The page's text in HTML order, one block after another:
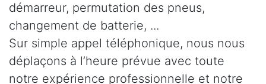
démarreur, permutation des pneus,
changement de batterie, ...
Sur simple appel téléphonique, nous nous
déplaçons à l’heure prévue avec toute
notre expérience professionnelle et notre